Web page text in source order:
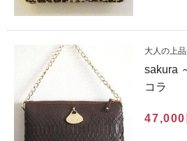
大人の上
sakura
コラ
47,000